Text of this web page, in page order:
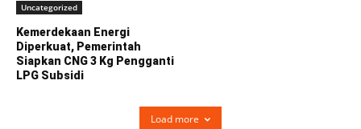
Uncategorized
Kemerdekaan Energi
Diperkuat, Pemerintah
Siapkan CNG 3 Kg Pengganti
LPG Subsidi
Load more